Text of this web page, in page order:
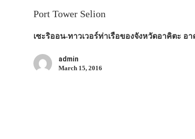
Port Tower Selion
เซะริออน-ทาวเวอร์ท่าเรือของจังหวัดอาคิตะ อ
admin
March 15, 2016